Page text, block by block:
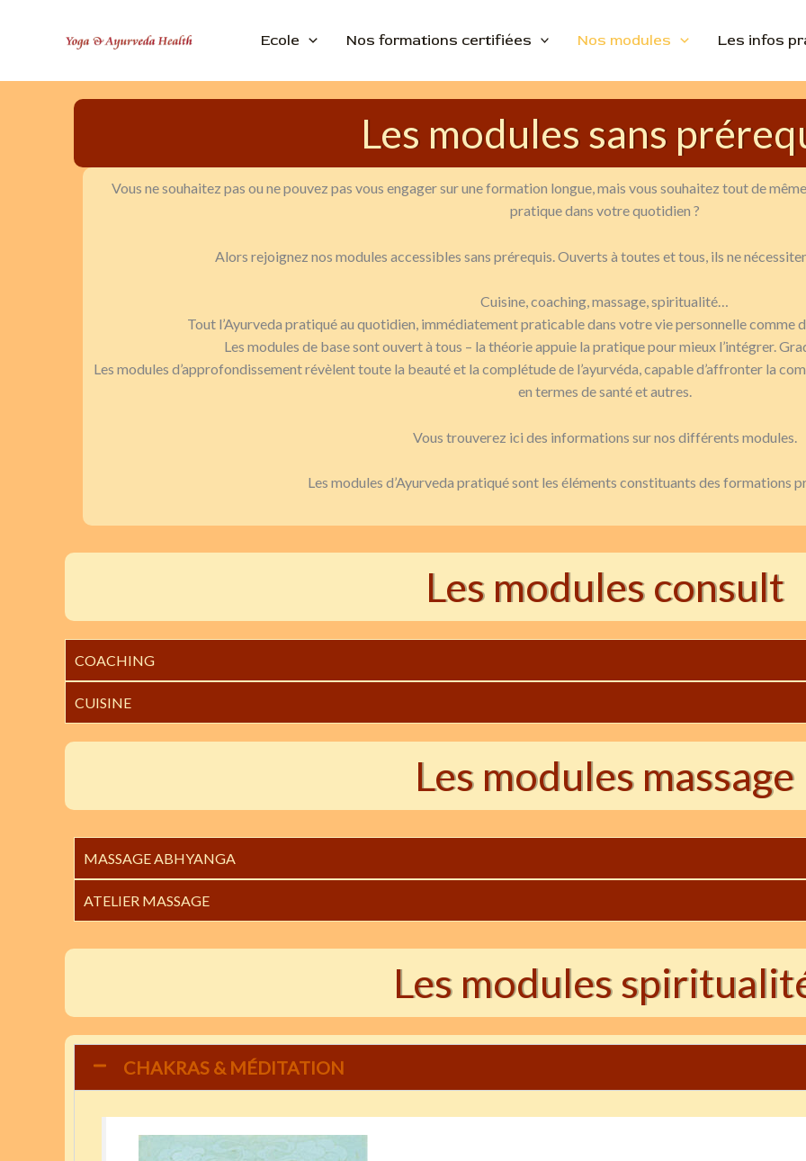
Ecole Nos formations certifiées Nos modules Les infos
Les modules sans
Vous ne souhaitez pas ou ne pouvez pas vous engager sur une formation longue, mais vous souhaitez tout de
pratique dans votre quotidien ?
Alors rejoignez nos modules accessibles sans prérequis. Ouverts à toutes et tous, ils ne
Cuisine, coaching, massage, spiritualité…
Tout l’Ayurveda pratiqué au quotidien, immédiatement praticable dans votre vie personnelle comme
Les modules de base sont ouvert à tous – la théorie appuie la pratique pour mieux l’intégrer.
Les modules d’approfondissement révèlent toute la beauté et la complétude de l’ayurvéda, capable d’affronter la
en termes de santé et autres.
Vous trouverez ici des informations sur nos différents modules.
Les modules d’Ayurveda pratiqué sont les éléments constituants des formations
Les modules consult
COACHING
CUISINE
Les modules massage
MASSAGE ABHYANGA
ATELIER MASSAGE
Les modules
CHAKRAS & MÉDITATION